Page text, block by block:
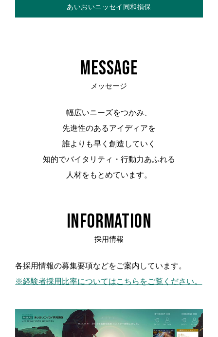
あいおいニッセイ同和損保
MESSAGE
メッセージ
幅広いニーズをつかみ、
先進性のあるアイディアを
誰よりも早く創造していく
知的でバイタリティ・行動力あふれる
人材をもとめています。
INFORMATION
採用情報
各採用情報の募集要項などをご案内しています。
※経験者採用比率についてはこちらをご覧ください。